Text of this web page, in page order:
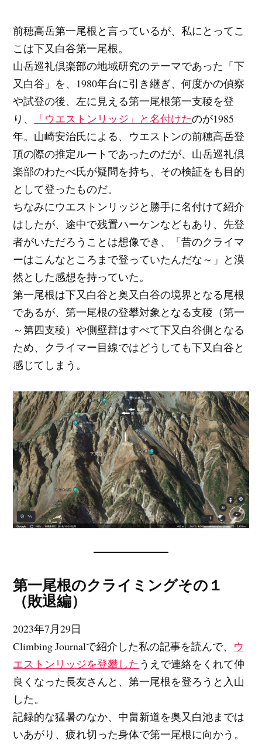
前穂高岳第一尾根と言っているが、私にとってこ
こは下又白谷第一尾根。
山岳巡礼倶楽部の地域研究のテーマであった「下
又白谷」を、1980年台に引き継ぎ、何度かの偵察
や試登の後、左に見える第一尾根第一支稜を登
り、
「ウエストンリッジ」と名付けたのが1985
年。山崎安治氏による、ウエストンの前穂高岳登
頂の際の推定ルートであったのだが、山岳巡礼倶
楽部のわたべ氏が疑問を持ち、その検証をも目的
として登ったものだ。
ちなみにウエストンリッジと勝手に名付けて紹介
はしたが、途中で残置ハーケンなどもあり、先登
者がいただろうことは想像でき、「昔のクライマ
ーはこんなところまで登っていたんだな～」と漠
然とした感想を持っていた。
第一尾根は下又白谷と奥又白谷の境界となる尾根
であるが、第一尾根の登攀対象となる支稜（第一
～第四支稜）や側壁群はすべて下又白谷側となる
ため、クライマー目線ではどうしても下又白谷と
感じてしまう。
第一尾根のクライミングその１
（敗退編）
2023年7月29日
Climbing Journalで紹介した私の記事を読んで、 ウ
エストンリッジを登攀した うえで連絡をくれて仲
良くなった長友さんと、第一尾根を登ろうと入山
した。
記録的な猛暑のなか、中畠新道を奥又白池までは
いあがり、疲れ切った身体で第一尾根に向かう。